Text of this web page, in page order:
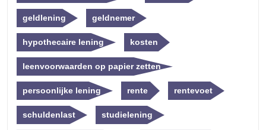
geldlening geldnemer
hypothecaire lening kosten
leenvoorwaarden op papier zetten
persoonlijke lening rente rentevoet
schuldenlast studielening